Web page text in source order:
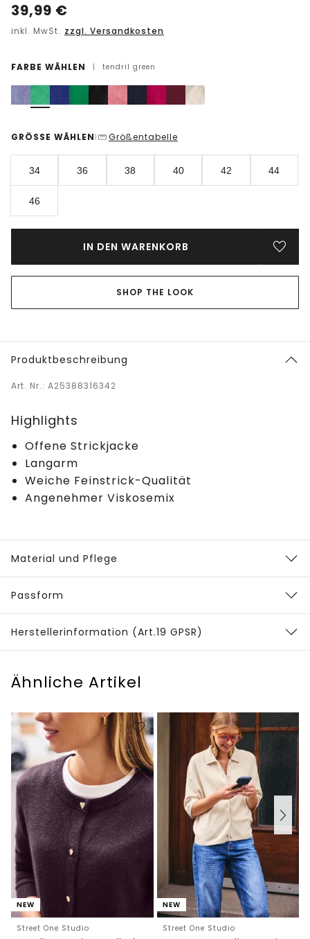
39,99 €
inkl. MwSt. zzgl. Versandkosten
FARBE WÄHLEN | tendril green
GRÖSSE WÄHLEN | Größentabelle
34 36 38 40 42 44
46
IN DEN WARENKORB
SHOP THE LOOK
Produktbeschreibung
Art. Nr.: A25388316342
Highlights
Offene Strickjacke
Langarm
Weiche Feinstrick-Qualität
Angenehmer Viskosemix
Material und Pflege
Passform
Herstellerinformation (Art.19 GPSR)
Ähnliche Artikel
NEW
Street One Studio
NEW
Street One Studio